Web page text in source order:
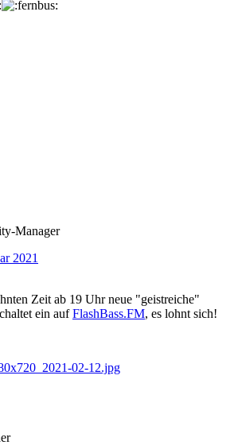
Manager
2021
Zeit ab 19 Uhr neue "geistreiche"
ein aufFlashBass.FM, es lohnt sich!
02-12.jpg